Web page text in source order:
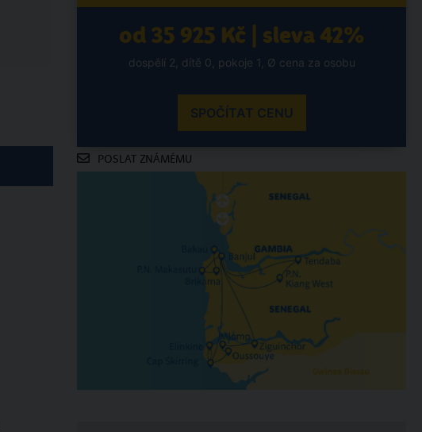
od 35 925 Kč | sleva 42%
dospělí 2, dítě 0, pokoje 1, Ø cena za osobu
SPOČÍTAT CENU
POSLAT ZNÁMÉMU